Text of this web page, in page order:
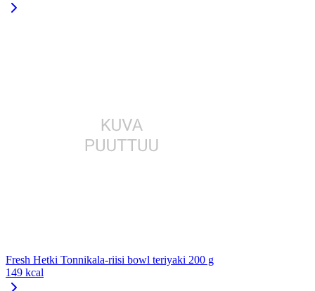
Fresh Hetki Tonnikala-riisi bowl teriyaki 200 g
149 kcal